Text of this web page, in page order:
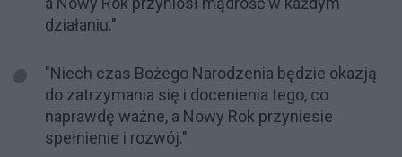
działaniu."
"Niech czas Bożego Narodzenia będzie okazją
do zatrzymania się i docenienia tego, co
naprawdę ważne, a Nowy Rok przyniesie
spełnienie i rozwój."